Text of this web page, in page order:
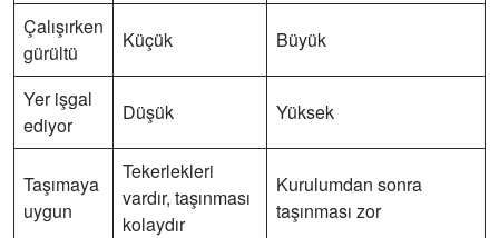
Çalışırken
gürültü
Küçük Büyük
Yer işgal
ediyor
Düşük Yüksek
Taşımaya
uygun
Tekerlekleri
vardır, taşınması
kolaydır
Kurulumdan sonra
taşınması zor